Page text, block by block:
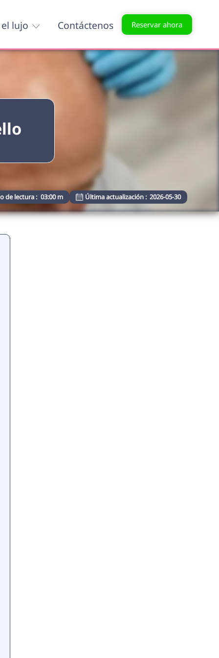
lujo Contáctenos Reservar ahora
de lectura : 03:00 m Última actualización : 2026-05-30